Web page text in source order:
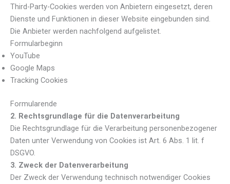
Third-Party-Cookies werden von Anbietern eingesetzt, deren
Dienste und Funktionen in dieser Website eingebunden sind.
Die Anbieter werden nachfolgend aufgelistet.
Formularbeginn
YouTube
Google Maps
Tracking Cookies
Formularende
2. Rechtsgrundlage für die Datenverarbeitung
Die Rechtsgrundlage für die Verarbeitung personenbezogener
Daten unter Verwendung von Cookies ist Art. 6 Abs. 1 lit. f
DSGVO.
3. Zweck der Datenverarbeitung
Der Zweck der Verwendung technisch notwendiger Cookies